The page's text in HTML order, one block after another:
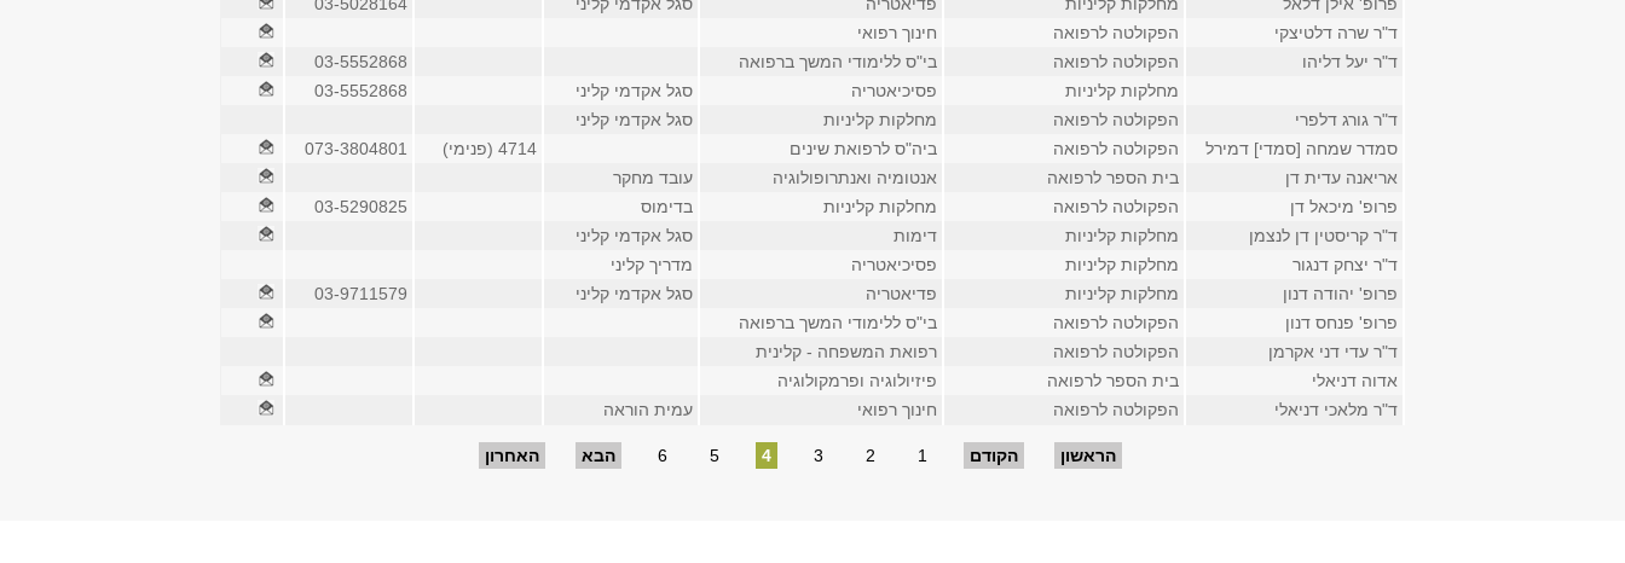
ד"ר שרה דלטיצקי
הפקולטה לרפואה
חינוך רפואי
ד"ר יעל דליהו
הפקולטה לרפואה בי"ס ללימודי המשך ברפואה
03-5552868
מחלקות קליניות
פסיכיאטריה סגל אקדמי קליני
03-5552868
ד"ר גורג דלפרי
הפקולטה לרפואה מחלקות קליניות
סגל אקדמי קליני
סמדר שמחה [סמדי] דמירל
הפקולטה לרפואה ביה"ס לרפואת שינים 4714 (פנימי)
073-3804801
אריאנה עדית דן
בית הספר לרפואה אנטומיה ואנתרופולוגיה
עובד מחקר
פרופ' מיכאל דן
הפקולטה לרפואה מחלקות קליניות בדימוס
03-5290825
ד"ר קריסטין דן לנצמן
מחלקות קליניות דימות
סגל אקדמי קליני
ד"ר יצחק דנגור
מחלקות קליניות פסיכיאטריה
מדריך קליני
פרופ' יהודה דנון
מחלקות קליניות פדיאטריה סגל אקדמי קליני
03-9711579
פרופ' פנחס דנון
הפקולטה לרפואה
בי"ס ללימודי המשך ברפואה
ד"ר עדי דני אקרמן
הפקולטה לרפואה
רפואת המשפחה - קלינית
אדוה דניאלי
בית הספר לרפואה
פיזיולוגיה ופרמקולוגיה
ד"ר מלאכי דניאלי
הפקולטה לרפואה חינוך רפואי עמית הוראה
הראשון הקודם 1
2
3
4
5
6 הבא האחרון